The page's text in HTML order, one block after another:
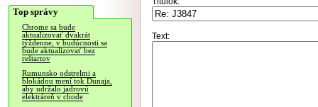
Top správy
Chrome sa bude
aktualizovať dvakrát
týždenne, v budúcnosti sa
bude aktualizovať bez
reštartov
Rumunsko odstrelmi a
blokádou mení tok Dunaja,
aby udržalo jadrovú
elektráreň v chode
Text: